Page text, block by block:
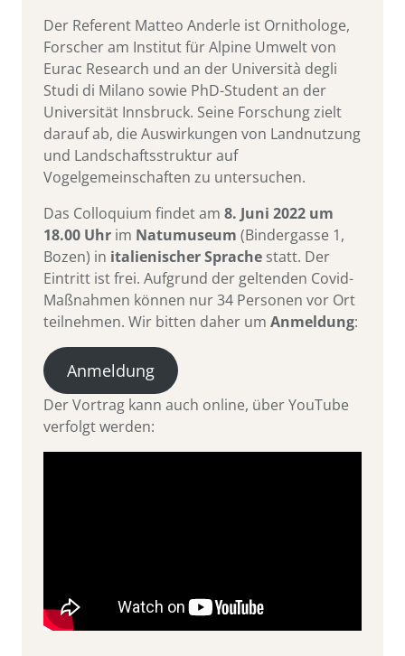
Der Referent Matteo Anderle ist Ornithologe,
Forscher am Institut für Alpine Umwelt von
Eurac Research und an der Università degli
Studi di Milano sowie PhD-Student an der
Universität Innsbruck. Seine Forschung zielt
darauf ab, die Auswirkungen von Landnutzung
und Landschaftsstruktur auf
Vogelgemeinschaften zu untersuchen.
Das Colloquium findet am 8. Juni 2022 um
18.00 Uhr im Natumuseum (Bindergasse 1,
Bozen) in italienischer Sprache statt. Der
Eintritt ist frei. Aufgrund der geltenden Covid-
Maßnahmen können nur 34 Personen vor Ort
teilnehmen. Wir bitten daher um Anmeldung:
Anmeldung
Der Vortrag kann auch online, über YouTube
verfolgt werden: